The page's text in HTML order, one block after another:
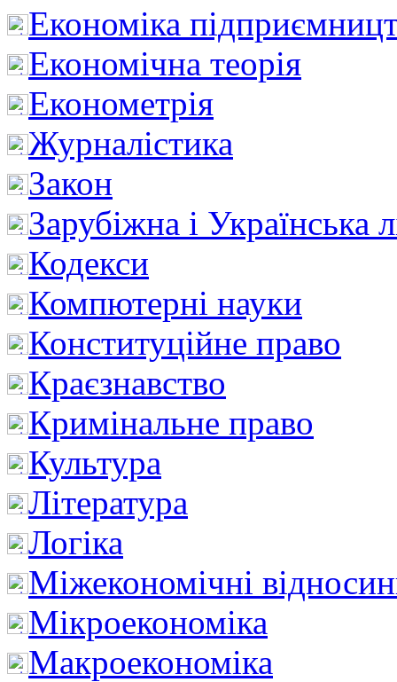
Економіка
Економічна теорія
Економетрія
Журналістика
Закон
Зарубіжна і Українська
Кодекси
Компютерні науки
Конституційне право
Краєзнавство
Кримінальне право
Культура
Література
Логіка
Міжекономічні
Мікроекономіка
Макроекономіка